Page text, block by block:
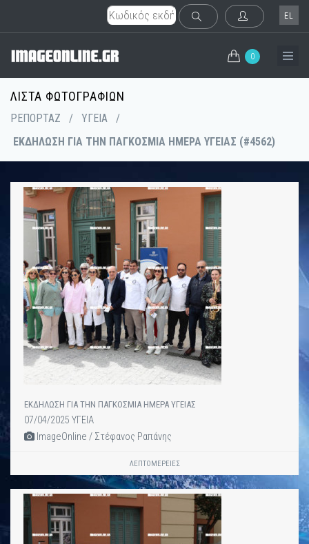
EL
0
ΛΊΣΤΑ ΦΩΤΟΓΡΑΦΙΏΝ
ΡΕΠΟΡΤΑΖ / ΥΓΕΙΑ
/
ΕΚΔΗΛΩΣΗ ΓΙΑ ΤΗΝ ΠΑΓΚΟΣΜΙΑ ΗΜΕΡΑ ΥΓΕΙΑΣ (#4562)
ΕΚΔΗΛΩΣΗ ΓΙΑ ΤΗΝ ΠΑΓΚΟΣΜΙΑ ΗΜΕΡΑ ΥΓΕΙΑΣ
07/04/2025 ΥΓΕΙΑ
ImageOnline / Στέφανος Ραπάνης
ΛΕΠΤΟΜΈΡΕΙΕΣ